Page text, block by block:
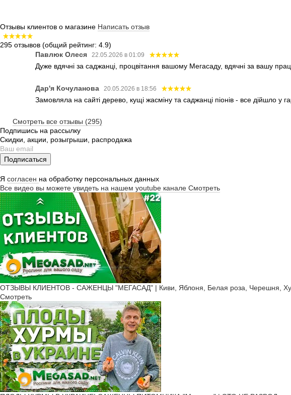
Отзывы клиентов о магазине Написать отзыв
295 отзывов (общий рейтинг: 4.9)
Павлюк Олеся
22.05.2026 в 01:09
Дуже вдячні за саджанці, процвітання вашому Мегасаду, вдячні за вашу
Дар'я Кочуланова 20.05.2026 в 18:56
Замовляла на сайті дерево, кущі жасміну та саджанці піонів - все дійшло
Смотреть все отзывы (295)
Подпишись на рассылку
Скидки, акции, розыгрыши, распродажа
Подписаться
Я согласен на обработку персональных данных
Все видео вы можете увидеть на нашем youtube канале Смотреть
ОТЗЫВЫ КЛИЕНТОВ - САЖЕНЦЫ "МЕГАСАД" | Киви, Яблоня, Белая роза, Черешня,
Смотреть